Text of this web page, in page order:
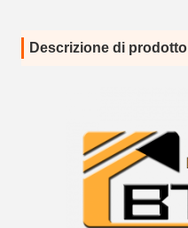
Descrizione di prodotto